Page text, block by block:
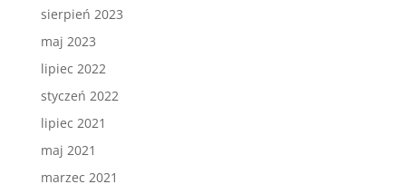
sierpień 2023
maj 2023
lipiec 2022
styczeń 2022
lipiec 2021
maj 2021
marzec 2021